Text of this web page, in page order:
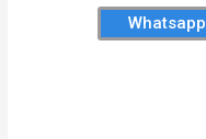
Whatsapp